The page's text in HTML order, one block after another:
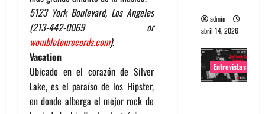
5123 York Boulevard, Los Angeles
(213-442-0069 or
wombletonrecords.com).
Vacation
Ubicado en el corazón de Silver
Lake, es el paraíso de los Hipster,
en donde alberga el mejor rock de
admin
abril 14, 2026
Entrevistas